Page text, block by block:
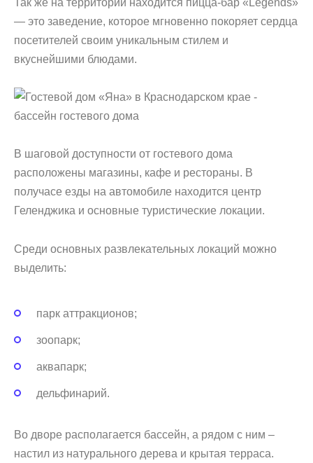
Так же на территории находится пицца-бар «Legends»
— это заведение, которое мгновенно покоряет сердца
посетителей своим уникальным стилем и
вкуснейшими блюдами.
В шаговой доступности от гостевого дома
расположены магазины, кафе и рестораны. В
получасе езды на автомобиле находится центр
Геленджика и основные туристические локации.
Среди основных развлекательных локаций можно
выделить:
парк аттракционов;
зоопарк;
аквапарк;
дельфинарий.
Во дворе располагается бассейн, а рядом с ним –
настил из натурального дерева и крытая терраса.